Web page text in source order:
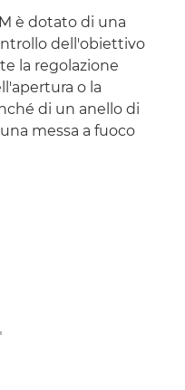
è dotato di una
dell'obiettivo
la regolazione
o la
di un anello di
messa a fuoco